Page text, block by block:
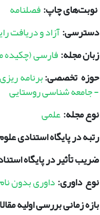
نوبت‌های چاپ:فصلنامه
دسترسی:آزاد و دریافت
زبان مجله:فارسی (چکیده
حوزه تخصصی:برنامه
- جامعه شناسی روستایی
نوع مجله:علمی
رتبه در پایگاه استنادی
ضریب تأثیر در پایگاه
نوع داوری:داوری بدون نام و
بازه زمانی بررسی اولیه